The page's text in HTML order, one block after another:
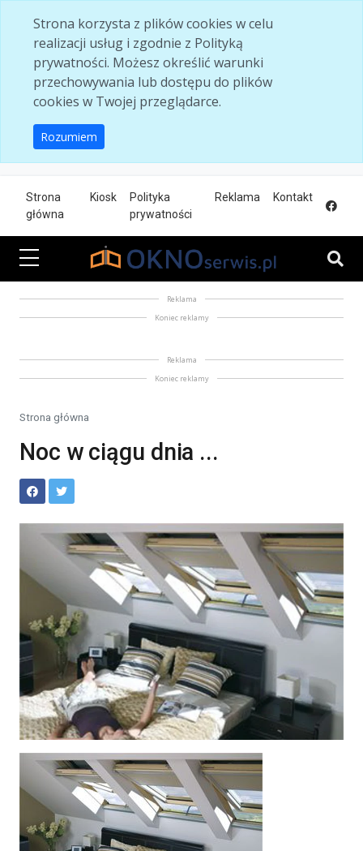
Strona korzysta z plików cookies w celu
realizacji usług i zgodnie z Polityką
prywatności. Możesz określić warunki
przechowywania lub dostępu do plików
cookies w Twojej przeglądarce.
Rozumiem
Strona
główna
Kiosk
Polityka
prywatności
Reklama Kontakt
Reklama
Koniec reklamy
Reklama
Koniec reklamy
Strona główna
Noc w ciągu dnia ...
Noc w ciągu dnia ...